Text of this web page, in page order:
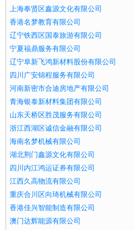
上海奉贤区鑫源文化有限公司
香港名梦教育有限公司
辽宁铁西区国泰旅游有限公司
宁夏福鼎服务有限公司
辽宁阜新飞鸿新材料股份有限公司
四川广安锦程服务有限公司
河南新密市合迪房地产有限公司
青海银泰新材料集团有限公司
山东天桥区胜茂服务有限公司
浙江西湖区诚信金融有限公司
海南名梦机械有限公司
湖北荆门鑫源文化有限公司
四川内江鸿运证券有限公司
江西久高物流有限公司
重庆合川区向琦机械有限公司
香港佳兴智能制造有限公司
澳门达辉能源有限公司